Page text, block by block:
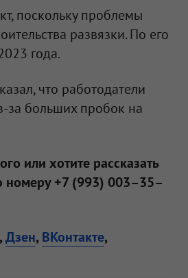
поскольку проблемы
развязки. По его
года.
что работодатели
за больших пробок на
или хотите рассказать
номеру +7 (993) 003–35–
,Дзен, ВКонтакте,